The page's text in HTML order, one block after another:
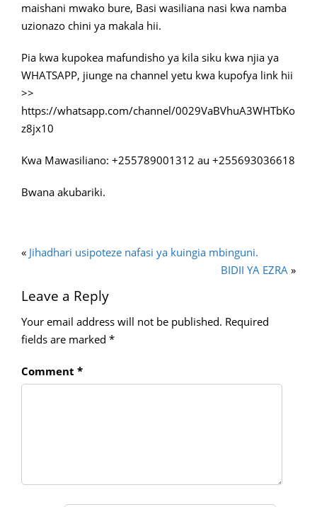
maishani mwako bure, Basi wasiliana nasi kwa namba
uzionazo chini ya makala hii.
Pia kwa kupokea mafundisho ya kila siku kwa njia ya
WHATSAPP, jiunge na channel yetu kwa kupofya link hii
>>
https://whatsapp.com/channel/0029VaBVhuA3WHTbKo
z8jx10
Kwa Mawasiliano: +255789001312 au +255693036618
Bwana akubariki.
« Jihadhari usipoteze nafasi ya kuingia mbinguni.
BIDII YA EZRA »
Leave a Reply
Your email address will not be published. Required
fields are marked *
Comment *